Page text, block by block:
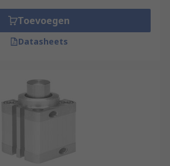
Toevoegen
Datasheets